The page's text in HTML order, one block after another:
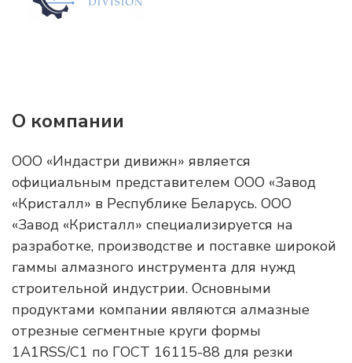
О компании
ООО «Индастри дивижн» является
официальным представителем ООО «Завод
«Кристалл» в Республике Беларусь. ООО
«Завод «Кристалл» специализируется на
разработке, производстве и поставке широкой
гаммы алмазного инструмента для нужд
строительной индустрии. Основными
продуктами компании являются алмазные
отрезные сегментные круги формы
1А1RSS/C1 по ГОСТ 16115-88 для резки